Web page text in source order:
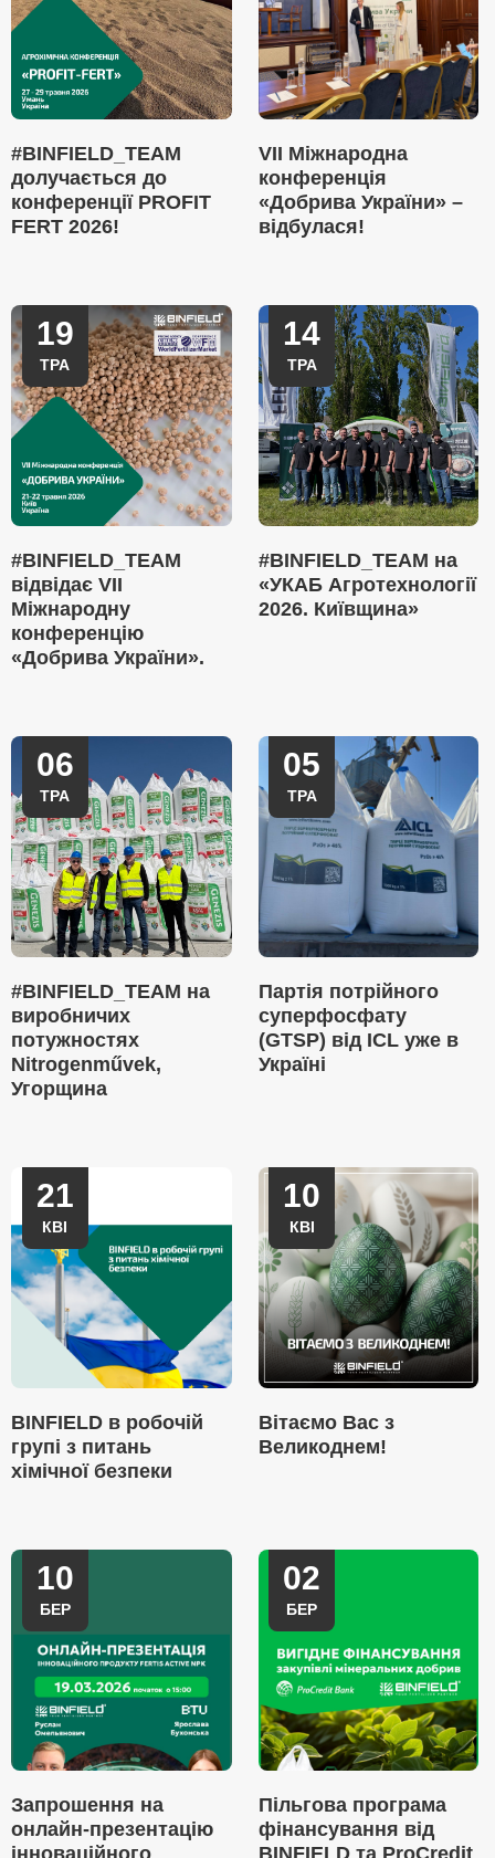
#BINFIELD_TEAM
долучається до
конференції PROFIT
FERT 2026!
VII Міжнародна
конференція
«Добрива України» –
відбулася!
19
ТРА
#BINFIELD_TEAM
відвідає VII
Міжнародну
конференцію
«Добрива України».
14
ТРА
#BINFIELD_TEAM на
«УКАБ Агротехнології
2026. Київщина»
06
ТРА
#BINFIELD_TEAM на
виробничих
потужностях
Nitrogenművek,
Угорщина
05
ТРА
Партія потрійного
суперфосфату
(GTSP) від ICL уже в
Україні
21
КВІ
BINFIELD в робочій
групі з питань
хімічної безпеки
10
КВІ
Вітаємо Вас з
Великоднем!
10
БЕР
Запрошення на
онлайн-презентацію
інноваційного
02
БЕР
Пільгова програма
фінансування від
BINFIELD та ProCredit